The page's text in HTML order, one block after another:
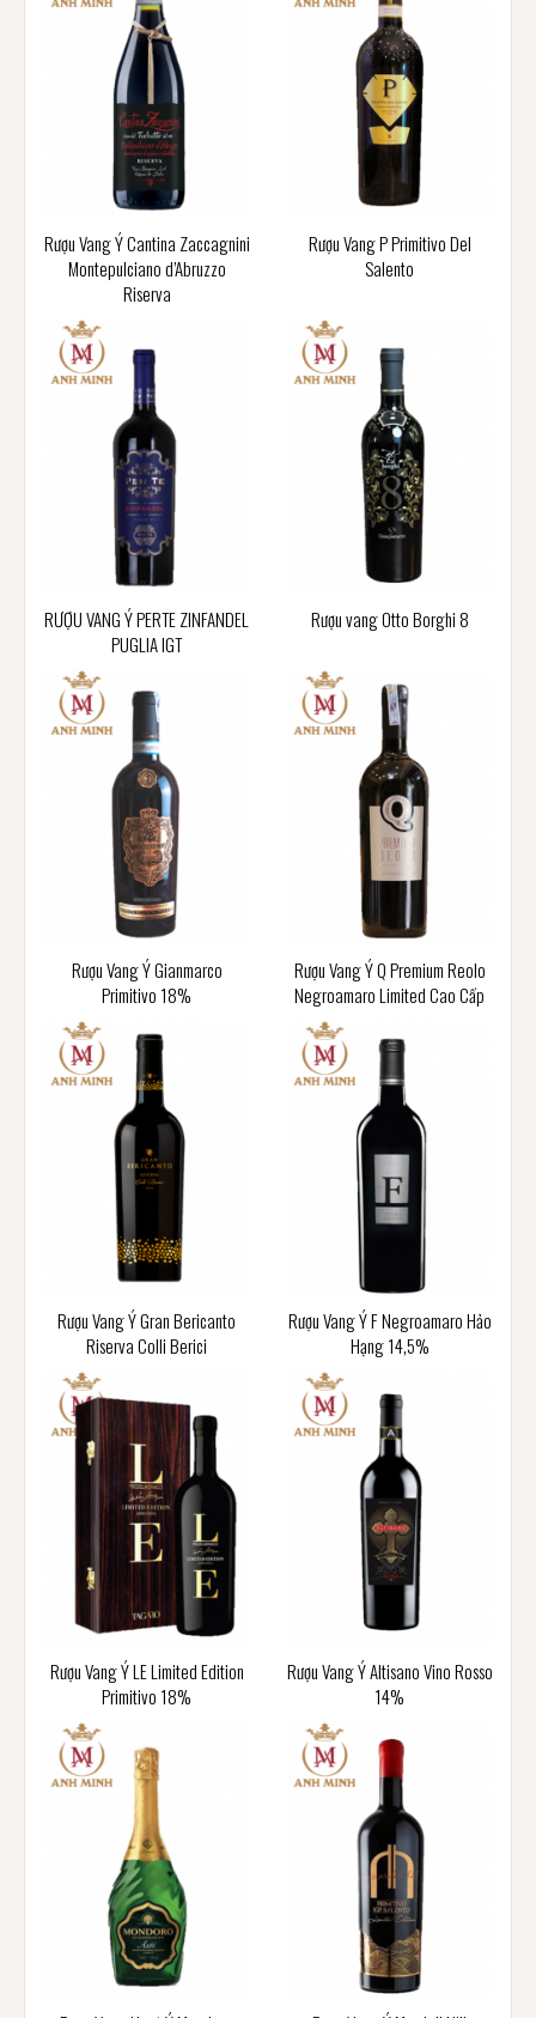
Rượu Vang Ý Cantina Zaccagnini
Montepulciano d’Abruzzo
Riserva
Rượu Vang P Primitivo Del
Salento
RƯỢU VANG Ý PERTE ZINFANDEL
PUGLIA IGT
Rượu vang Otto Borghi 8
Rượu Vang Ý Gianmarco
Primitivo 18%
Rượu Vang Ý Q Premium Reolo
Negroamaro Limited Cao Cấp
Rượu Vang Ý Gran Bericanto
Riserva Colli Berici
Rượu Vang Ý F Negroamaro Hảo
Hạng 14,5%
Rượu Vang Ý LE Limited Edition
Primitivo 18%
Rượu Vang Ý Altisano Vino Rosso
14%